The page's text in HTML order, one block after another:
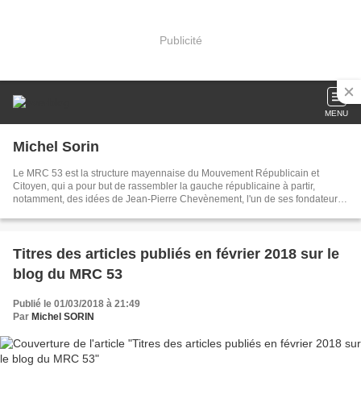
Publicité
MENU
Michel Sorin
Le MRC 53 est la structure mayennaise du Mouvement Républicain et
Citoyen, qui a pour but de rassembler la gauche républicaine à partir,
notamment, des idées de Jean-Pierre Chevènement, l'un de ses fondateurs,
Mouvement des Citoyens (MDC) après les élections de 2002. En 2022, le
quatre autres organisations politiques.
Titres des articles publiés en février 2018 sur le
blog du MRC 53
Publié le 01/03/2018 à 21:49
Par Michel SORIN